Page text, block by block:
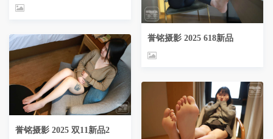
誉铭摄影 2025 双11新品2
誉铭摄影 2025 618新品